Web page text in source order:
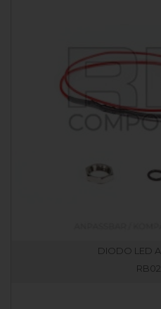
DIODO LED